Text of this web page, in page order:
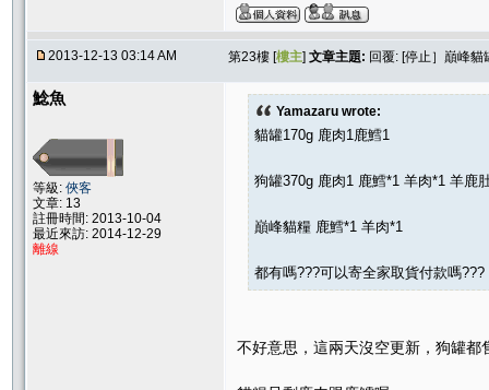
2013-12-13 03:14 AM 第23樓 [樓主] 文章主題: 回覆: [停止］巔峰
鯰魚
等級: 俠客
文章: 13
註冊時間: 2013-10-04
最近來訪: 2014-12-29
離線
Yamazaru wrote:
貓罐170g 鹿肉1鹿鱈1
狗罐370g 鹿肉1 鹿鱈*1 羊肉*1 羊鹿
巔峰貓糧 鹿鱈*1 羊肉*1
都有嗎???可以寄全家取貨付款嗎???
不好意思，這兩天沒空更新，狗罐都